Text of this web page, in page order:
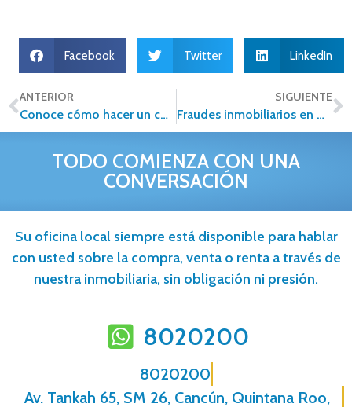
Facebook Twitter LinkedIn
ANTERIOR
Conoce cómo hacer un contrato de compraventa
SIGUIENTE
Fraudes inmobiliarios en México: cómo identificarlos y protegerse
TODO COMIENZA CON UNA
CONVERSACIÓN
Su oficina local siempre está disponible para hablar
con usted sobre la compra, venta o renta a través de
nuestra inmobiliaria, sin obligación ni presión.
8020200
8020200
Av. Tankah 65, SM 26, Cancún, Quintana Roo,